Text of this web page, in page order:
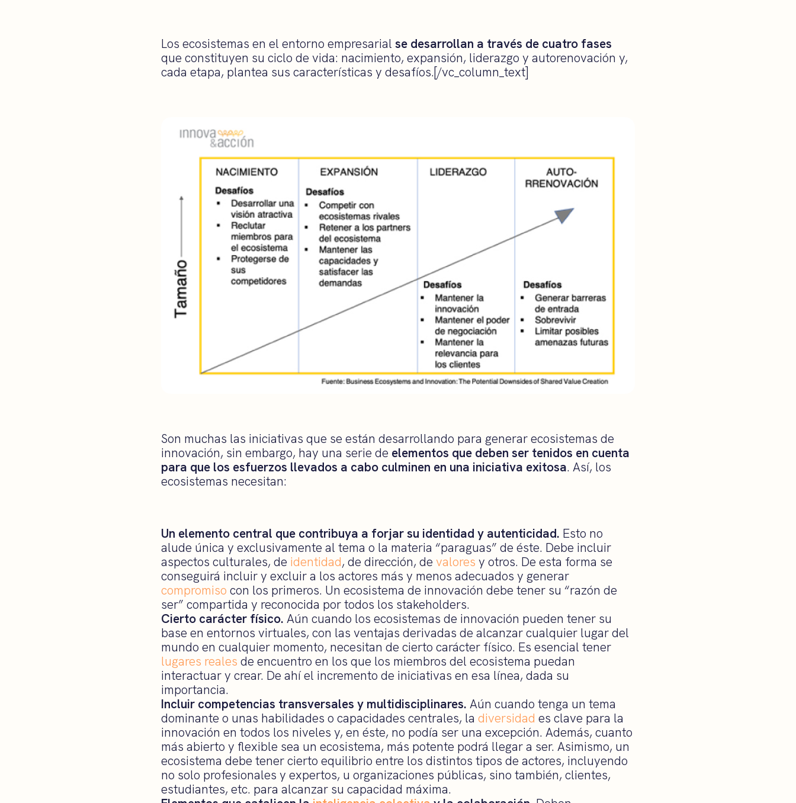
Los ecosistemas en el entorno empresarial se desarrollan a través de cuatro fases
que constituyen su ciclo de vida: nacimiento, expansión, liderazgo y autorenovación y,
cada etapa, plantea sus características y desafíos.[/vc_column_text]
Son muchas las iniciativas que se están desarrollando para generar ecosistemas de
innovación, sin embargo, hay una serie de elementos que deben ser tenidos en cuenta
para que los esfuerzos llevados a cabo culminen en una iniciativa exitosa. Así, los
ecosistemas necesitan:
Un elemento central que contribuya a forjar su identidad y autenticidad. Esto no
alude única y exclusivamente al tema o la materia “paraguas” de éste. Debe incluir
aspectos culturales, de identidad, de dirección, de valores y otros. De esta forma se
conseguirá incluir y excluir a los actores más y menos adecuados y generar
compromiso con los primeros. Un ecosistema de innovación debe tener su “razón de
ser” compartida y reconocida por todos los stakeholders.
Cierto carácter físico. Aún cuando los ecosistemas de innovación pueden tener su
base en entornos virtuales, con las ventajas derivadas de alcanzar cualquier lugar del
mundo en cualquier momento, necesitan de cierto carácter físico. Es esencial tener
lugares reales de encuentro en los que los miembros del ecosistema puedan
interactuar y crear. De ahí el incremento de iniciativas en esa línea, dada su
importancia.
Incluir competencias transversales y multidisciplinares. Aún cuando tenga un tema
dominante o unas habilidades o capacidades centrales, la diversidad es clave para la
innovación en todos los niveles y, en éste, no podía ser una excepción. Además, cuanto
más abierto y flexible sea un ecosistema, más potente podrá llegar a ser. Asimismo, un
ecosistema debe tener cierto equilibrio entre los distintos tipos de actores, incluyendo
no solo profesionales y expertos, u organizaciones públicas, sino también, clientes,
estudiantes, etc. para alcanzar su capacidad máxima.